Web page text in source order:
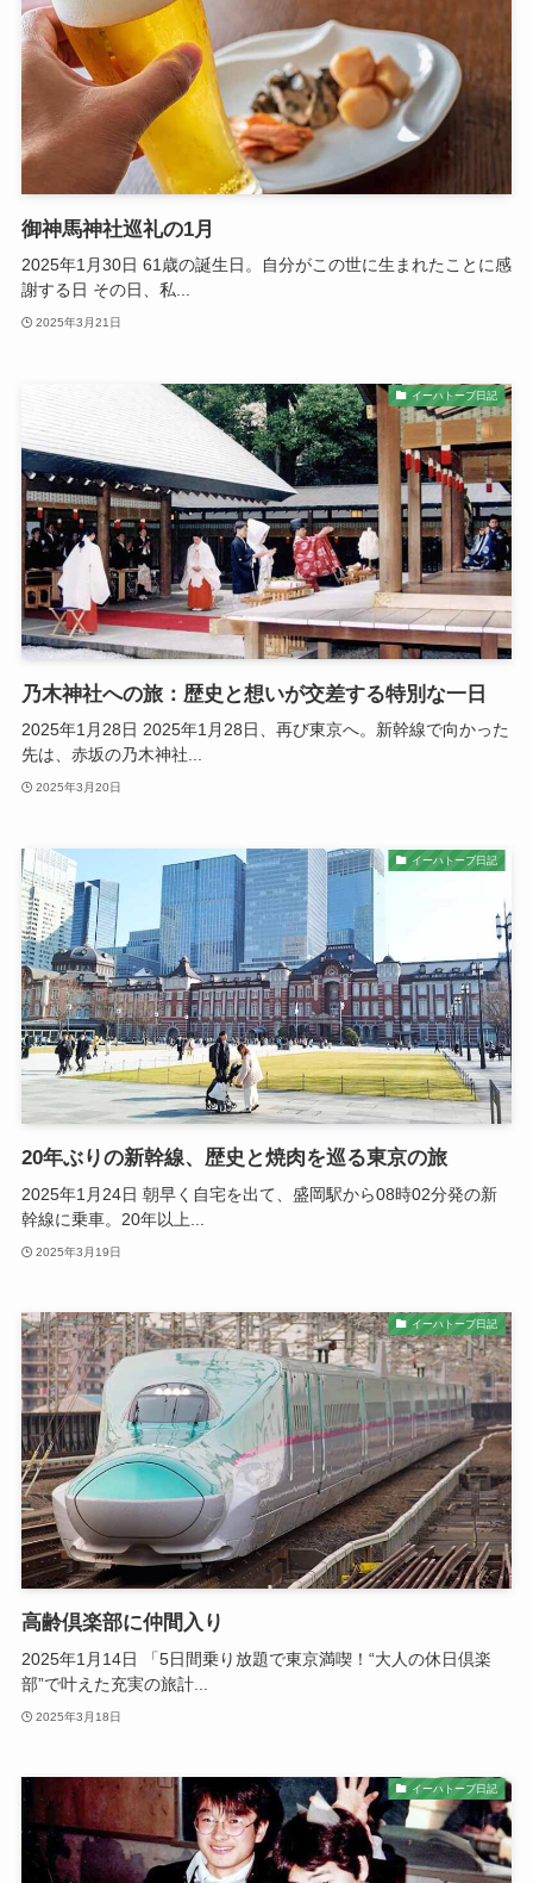
御神馬神社巡礼の1月
2025年1月30日 61歳の誕生日。自分がこの世に生まれたことに感
謝する日 その日、私...
2025年3月21日
イーハトーブ日記
乃木神社への旅：歴史と想いが交差する特別な一日
2025年1月28日 2025年1月28日、再び東京へ。新幹線で向かった
先は、赤坂の乃木神社...
2025年3月20日
イーハトーブ日記
20年ぶりの新幹線、歴史と焼肉を巡る東京の旅
2025年1月24日 朝早く自宅を出て、盛岡駅から08時02分発の新
幹線に乗車。20年以上...
2025年3月19日
イーハトーブ日記
高齢倶楽部に仲間入り
2025年1月14日 「5日間乗り放題で東京満喫！“大人の休日倶楽
部”で叶えた充実の旅計...
2025年3月18日
イーハトーブ日記